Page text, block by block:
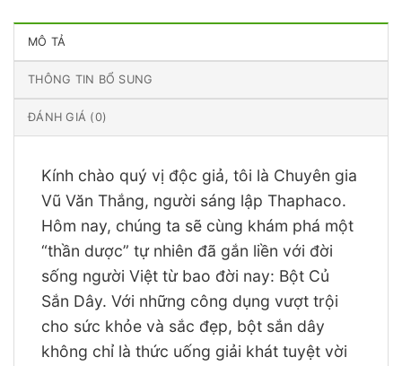
MÔ TẢ
THÔNG TIN BỔ SUNG
ĐÁNH GIÁ (0)
Kính chào quý vị độc giả, tôi là Chuyên gia
Vũ Văn Thắng, người sáng lập Thaphaco.
Hôm nay, chúng ta sẽ cùng khám phá một
“thần dược” tự nhiên đã gắn liền với đời
sống người Việt từ bao đời nay: Bột Củ
Sắn Dây. Với những công dụng vượt trội
cho sức khỏe và sắc đẹp, bột sắn dây
không chỉ là thức uống giải khát tuyệt vời